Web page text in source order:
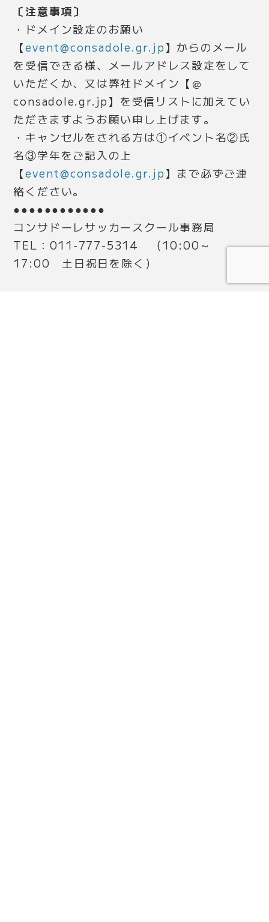
〔注意事項〕
・ドメイン設定のお願い
【event@consadole.gr.jp】からのメール
を受信できる様、メールアドレス設定をして
いただくか、又は弊社ドメイン【＠
consadole.gr.jp】を受信リストに加えてい
ただきますようお願い申し上げます。
・キャンセルをされる方は①イベント名②氏
名③学年をご記入の上
【event@consadole.gr.jp】まで必ずご連
絡ください。
●●●●●●●●●●●●
コンサドーレサッカースクール事務局
TEL：011-777-5314 （10:00～
17:00 土日祝日を除く）